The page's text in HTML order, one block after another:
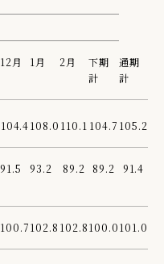
12月 1月 2月
下期
計
通期
計
104.4108.0 110.1 104.7 105.2
91.5 93.2 89.2 89.2 91.4
100.7102.8 102.8100.0101.0